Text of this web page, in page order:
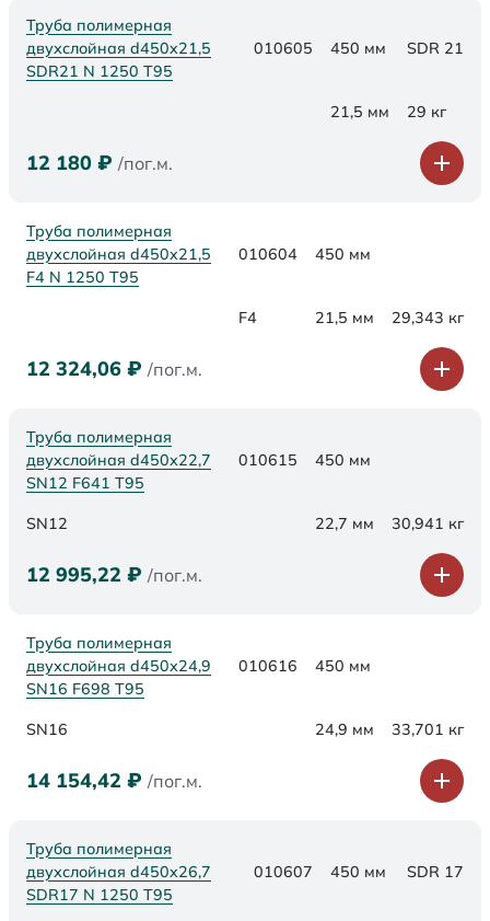
Труба полимерная
двухслойная d450x21,5
SDR21 N 1250 Т95
010605 450 мм SDR 21
21,5 мм 29 кг
12 180 ₽ /пог.м.
Труба полимерная
двухслойная d450x21,5
F4 N 1250 Т95
010604 450 мм
F4 21,5 мм 29,343 кг
12 324,06 ₽ /пог.м.
Труба полимерная
двухслойная d450х22,7
SN12 F641 Т95
010615 450 мм
SN12 22,7 мм 30,941 кг
12 995,22 ₽ /пог.м.
Труба полимерная
двухслойная d450х24,9
SN16 F698 Т95
010616 450 мм
SN16 24,9 мм 33,701 кг
14 154,42 ₽ /пог.м.
Труба полимерная
двухслойная d450x26,7
SDR17 N 1250 Т95
010607 450 мм SDR 17